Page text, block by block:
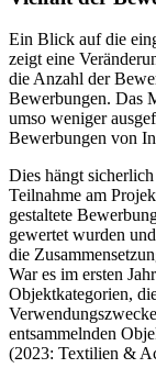
Ein Blick auf die
zeigt eine
die Anzahl der
Bewerbungen. Das
umso weniger
Bewerbungen von
Dies hängt
Teilnahme am
gestaltete
gewertet wurden
die
War es im ersten
Objektkategorien,
entsammelnden
(2023: Textilien &